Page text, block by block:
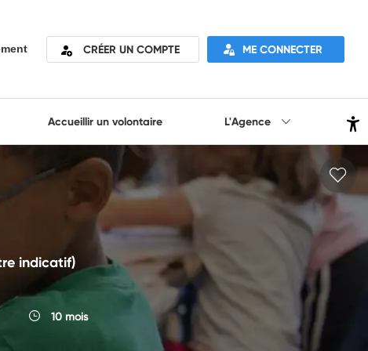
CRÉER UN COMPTE ME CONNECTER
Accueillir un volontaire L'Agence
indicatif)
10 mois